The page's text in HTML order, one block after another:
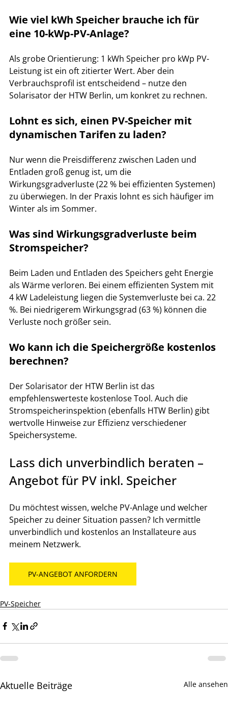
Wie viel kWh Speicher brauche ich für
eine 10-kWp-PV-Anlage?
Als grobe Orientierung: 1 kWh Speicher pro kWp PV-
Leistung ist ein oft zitierter Wert. Aber dein
Verbrauchsprofil ist entscheidend – nutze den
Solarisator der HTW Berlin, um konkret zu rechnen.
Lohnt es sich, einen PV-Speicher mit
dynamischen Tarifen zu laden?
Nur wenn die Preisdifferenz zwischen Laden und
Entladen groß genug ist, um die
Wirkungsgradverluste (22 % bei effizienten Systemen)
zu überwiegen. In der Praxis lohnt es sich häufiger im
Winter als im Sommer.
Was sind Wirkungsgradverluste beim
Stromspeicher?
Beim Laden und Entladen des Speichers geht Energie
als Wärme verloren. Bei einem effizienten System mit
4 kW Ladeleistung liegen die Systemverluste bei ca. 22
%. Bei niedrigerem Wirkungsgrad (63 %) können die
Verluste noch größer sein.
Wo kann ich die Speichergröße kostenlos
berechnen?
Der Solarisator der HTW Berlin ist das
empfehlenswerteste kostenlose Tool. Auch die
Stromspeicherinspektion (ebenfalls HTW Berlin) gibt
wertvolle Hinweise zur Effizienz verschiedener
Speichersysteme.
Lass dich unverbindlich beraten –
Angebot für PV inkl. Speicher
Du möchtest wissen, welche PV-Anlage und welcher
Speicher zu deiner Situation passen? Ich vermittle
unverbindlich und kostenlos an Installateure aus
meinem Netzwerk.
PV-ANGEBOT ANFORDERN
PV-Speicher
Aktuelle Beiträge Alle ansehen